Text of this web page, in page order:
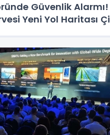
Güvenlik
Yeni Yol Haritası